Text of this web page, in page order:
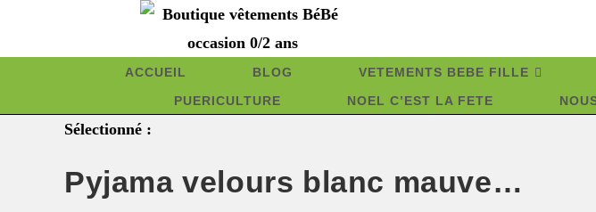
content
ACCUEIL BLOG VETEMENTS BEBE FILLE
PUERICULTURE
NOEL C’EST LA FETE
Sélectionné :
Pyjama velours blanc mauve…